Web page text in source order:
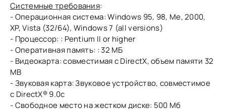
Системные требования:
- Операционная система: Windows 95, 98, Me, 2000,
XP, Vista (32/64), Windows 7 (all versions)
- Процессор: : Pentium II or higher
- Оперативная память: : 32 МБ
- Видеокарта: совместимая с DirectX, объем памяти 32
MB
- Звуковая карта: Звуковое устройство, совместимое
с DirectX® 9.0с
- Свободное место на жестком диске: 500 Мб